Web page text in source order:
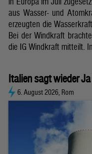
aus Wasser- und
erzeugten die
Bei der Windkraft
die IG Windkraft mitteilt.
Italien sagt wieder
6. August 2026, Rom